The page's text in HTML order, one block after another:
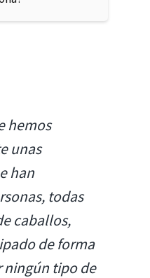
hemos
unas
han
todas
caballos,
de forma
ningún tipo de